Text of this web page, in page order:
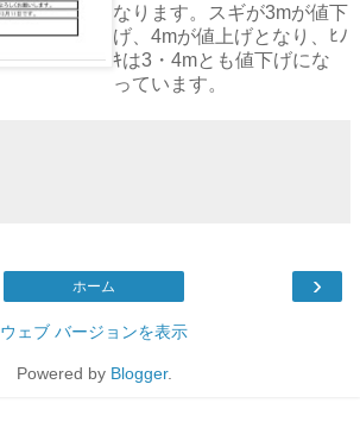
なります。スギが3mが値下
げ、4mが値上げとなり、ﾋﾉ
ｷは3・4mとも値下げにな
っています。
›
ホーム
ウェブ バージョンを表示
Powered by Blogger.